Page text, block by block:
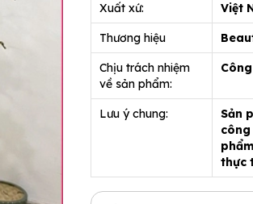
Xuất xứ: Việt
Thương hiệu
Chịu trách nhiệm
về sản phẩm:
Lưu ý chung:
Sản
công
thực